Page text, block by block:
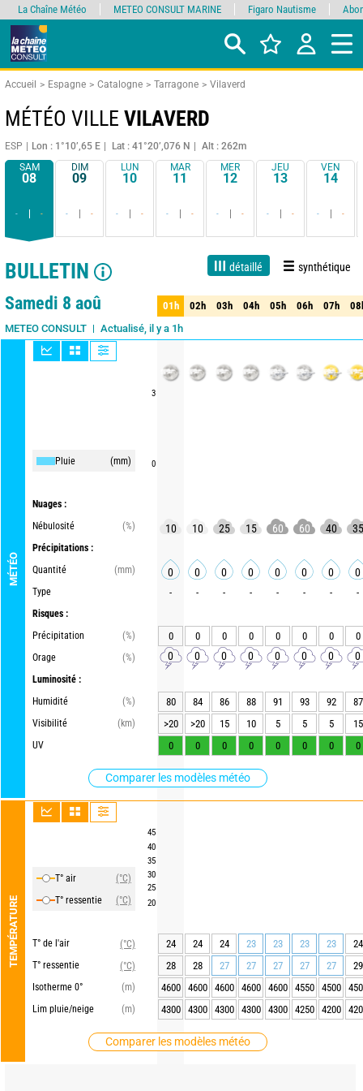
Accueil Espagne Catalogne Tarragone Vilaverd
MÉTÉO VILLE VILAVERD
ESP Lon : 1°10’,65 E Lat : 41°20’,076 N
Alt : 262m
SAM
08
- -
DIM
09
- -
LUN
10
- -
MAR
11
- -
MER
12
- -
JEU
13
- -
VEN
14
- -
BULLETIN détaillé synthétique
1 jour 3 jours 7 jours 15 jours Fiabilité 90%
Samedi 8 aoû
METEO CONSULT Actualisé, il y a 1h
MÉTÉO
Pluie (mm)
Nuages :
Nébulosité
(%)
Précipitations :
Quantité
(mm)
Type
Risques :
Précipitation
(%)
Orage
(%)
Luminosité :
Humidité
(%)
Visibilité
(km)
UV
Comparer les modèles météo
TEMPÉRATURE
T° air
(°C)
T° ressentie
(°C)
T° de l'air
(°C)
T° ressentie
(°C)
Isotherme 0°
(m)
Lim pluie/neige
(m)
Comparer les modèles météo
3
0
45
40
35
30
25
20
01h 02h 03h 04h 05h 06h 07h
01h 02h 03h 04h 05h 06h 07h
10 10 25 15 60 60 40 35
0 0 0 0 0 0 0 0
- - - - - - - -
0 0 0 0 0 0 0 0
0 0 0 0 0 0 0 0
80 84 86 88 91 93 92
87
>20
>20 15 10 5 5 5
15
0
0 0 0 0 0 0 0
24 24 24 23 23 23 23
24
28
28 27 27 27 27 27
29
4600
4600 4600 4600 4600 4550 4500
4300
4300 4300 4300 4300 4250 4200
La Chaîne Météo METEO CONSULT MARINE Figaro Nautisme